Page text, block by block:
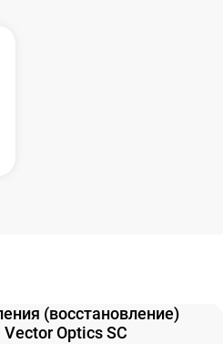
(восстановление)
Optics SC